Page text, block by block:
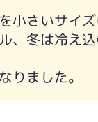
小さいサイ
、冬は冷え
りました。